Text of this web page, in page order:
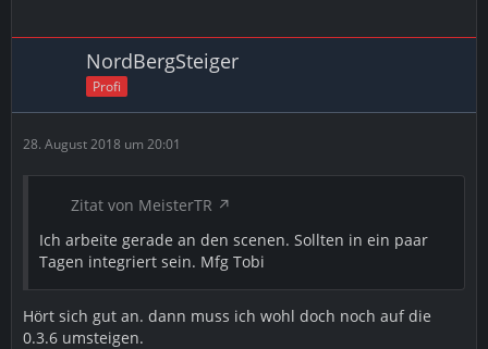
NordBergSteiger
Profi
28. August 2018 um 20:01
Zitat von MeisterTR
Ich arbeite gerade an den scenen. Sollten in ein paar
Tagen integriert sein. Mfg Tobi
Hört sich gut an. dann muss ich wohl doch noch auf die
0.3.6 umsteigen.